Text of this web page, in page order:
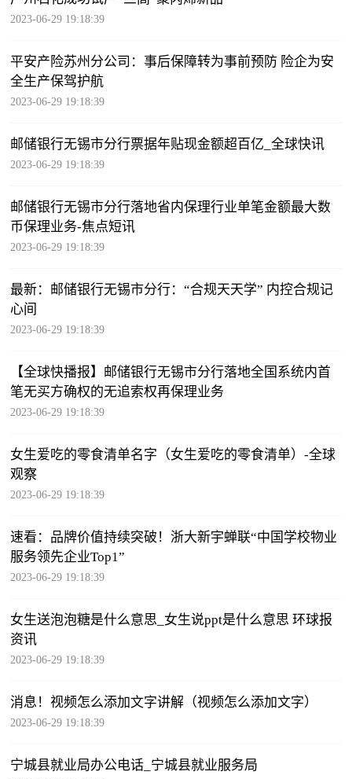
2023-06-29 19:18:39
平安产险苏州分公司：事后保障转为事前预防 险企为安
全生产保驾护航
2023-06-29 19:18:39
邮储银行无锡市分行票据年贴现金额超百亿_全球快讯
2023-06-29 19:18:39
邮储银行无锡市分行落地省内保理行业单笔金额最大数
币保理业务-焦点短讯
2023-06-29 19:18:39
最新：邮储银行无锡市分行：“合规天天学” 内控合规记
心间
2023-06-29 19:18:39
【全球快播报】邮储银行无锡市分行落地全国系统内首
笔无买方确权的无追索权再保理业务
2023-06-29 19:18:39
女生爱吃的零食清单名字（女生爱吃的零食清单）-全球
观察
2023-06-29 19:18:39
速看：品牌价值持续突破！浙大新宇蝉联“中国学校物业
服务领先企业Top1”
2023-06-29 19:18:39
女生送泡泡糖是什么意思_女生说ppt是什么意思 环球报
资讯
2023-06-29 19:18:39
消息！视频怎么添加文字讲解（视频怎么添加文字）
2023-06-29 19:18:39
宁城县就业局办公电话_宁城县就业服务局